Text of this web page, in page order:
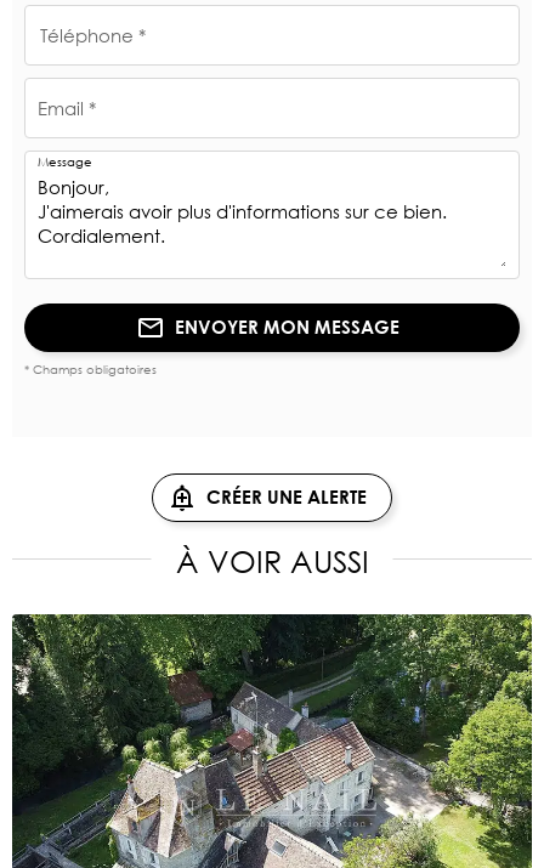
Téléphone *
Email *
Message
ENVOYER MON MESSAGE
* Champs obligatoires
CRÉER UNE ALERTE
À VOIR AUSSI